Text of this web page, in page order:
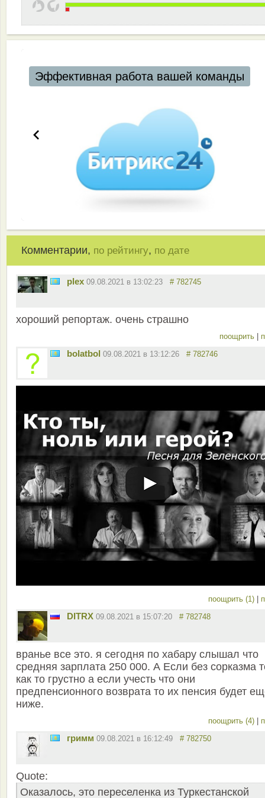
Автоматизация ресторанов и кафе
Комментарии, по рейтингу, по дате
plex 09.08.2021 в 13:02:23 # 782745
хороший репортаж. очень страшно
поощрить
bolatbol 09.08.2021 в 13:12:26 # 782746
поощрить (1) |
DITRX 09.08.2021 в 15:07:20 # 782748
вранье все это. я сегодня по хабару слышал что
средняя зарплата 250 000. А Если без сорказма
как то грустно а если учесть что они
предпенсионного возврата то их пенсия будет
ниже.
поощрить (4) |
гримм 09.08.2021 в 16:12:49 # 782750
Quote:
Оказалось, это переселенка из Туркестанской